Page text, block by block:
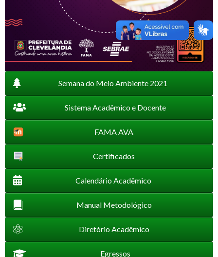
Semana do Meio Ambiente 2021
Sistema Acadêmico e Docente
FAMA AVA
Certificados
Calendário Acadêmico
Manual Metodológico
Diretório Acadêmico
Egressos